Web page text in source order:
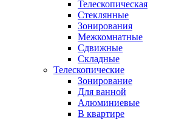
Телескопическая
Стеклянные
Зонирования
Межкомнатные
Сдвижные
Складные
Телескопические
Зонирование
Для ванной
Алюминиевые
В квартире